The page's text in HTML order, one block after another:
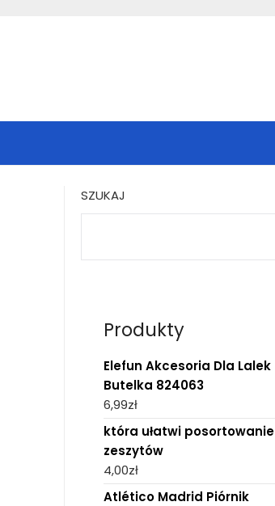
SZUKAJ
Produkty
Elefun Akcesoria Dla Lalek
Butelka 824063
6,99zł
która ułatwi posortowanie
zeszytów
4,00zł
Atlético Madrid Piórnik